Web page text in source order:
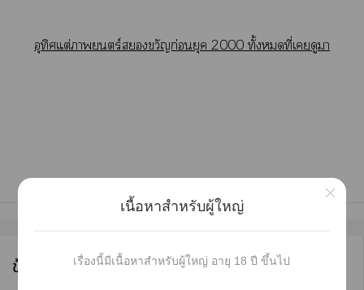
อุทิศแต่ภาพยนตร์ขวัญก่อนยุค 2000 ทั้งที่เดูา
ข้อมูลนักเขียน
เนื้อหาสำหรับผู้ใหญ่
เรื่องนี้มีเนื้อหาสำหรับผู้ใหญ่ อายุ 18 ปี ขึ้นไป
×